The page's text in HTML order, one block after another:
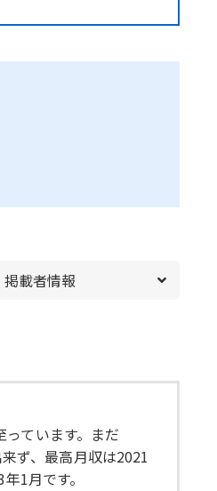
掲載者情報
ています。まだ
ず、最高月収は2021
1月です。